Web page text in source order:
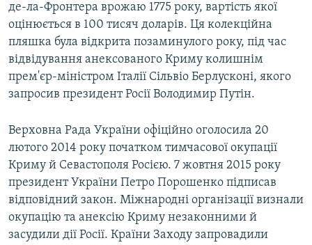
де-ла-Фронтера врожаю 1775 року, вартість якої
оцінюється в 100 тисяч доларів. Ця колекційна
пляшка була відкрита позаминулого року, під час
відвідування анексованого Криму колишнім
прем'єр-міністром Італії Сільвіо Берлусконі, якого
запросив президент Росії Володимир Путін.
Верховна Рада України офіційно оголосила 20
лютого 2014 року початком тимчасової окупації
Криму й Севастополя Росією. 7 жовтня 2015 року
президент України Петро Порошенко підписав
відповідний закон. Міжнародні організації визнали
окупацію та анексію Криму незаконними й
засудили дії Росії. Країни Заходу запровадили